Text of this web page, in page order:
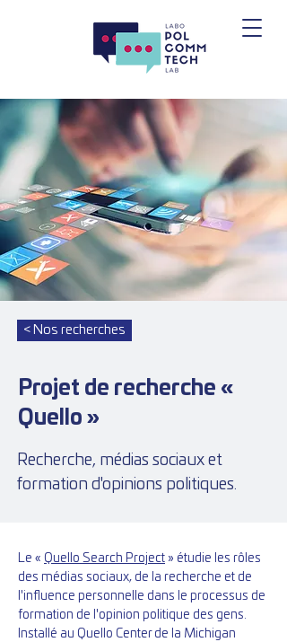
< Nos recherches
Projet de recherche «
Quello »
Recherche, médias sociaux et
formation d'opinions politiques.
Le « Quello Search Project » étudie les rôles
des médias sociaux, de la recherche et de
l'influence personnelle dans le processus de
formation de l'opinion politique des gens.
Installé au Quello Center de la Michigan